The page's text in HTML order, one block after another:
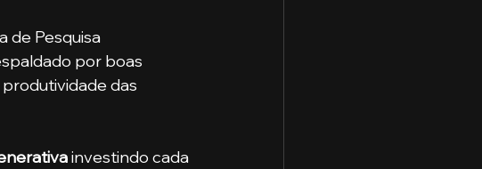
por boas
das
investindo cada